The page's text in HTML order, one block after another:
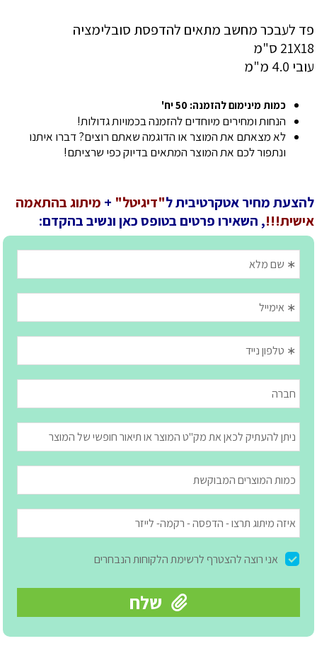
פד לעבכר מחשב מתאים להדפסת סובלימציה
21X18 ס"מ
עובי 4.0 מ"מ
כמות מינימום להזמנה: 50 יח'
הנחות ומחירים מיוחדים להזמנה בכמויות גדולות!
לא מצאתם את המוצר או הדוגמה שאתם רוצים? דברו איתנו
ונתפור לכם את המוצר המתאים בדיוק כפי שרציתם!
להצעת מחיר אטקרטיבית ל"דיגיטל" + מיתוג בהתאמה
אישית!!!, השאירו פרטים בטופס כאן ונשיב בהקדם: